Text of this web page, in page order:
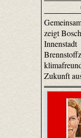
zeigt
Zukunft